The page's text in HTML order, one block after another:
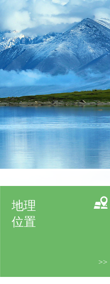
地理
位置
>>